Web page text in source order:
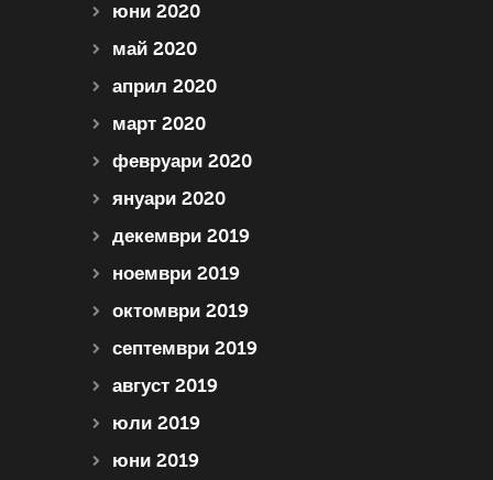
юни 2020
май 2020
април 2020
март 2020
февруари 2020
януари 2020
декември 2019
ноември 2019
октомври 2019
септември 2019
август 2019
юли 2019
юни 2019